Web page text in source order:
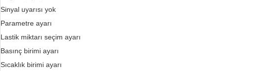
Sinyal uyarısı yok
Parametre ayarı
Lastik miktarı seçim ayarı
Basınç birimi ayarı
Sıcaklık birimi ayarı